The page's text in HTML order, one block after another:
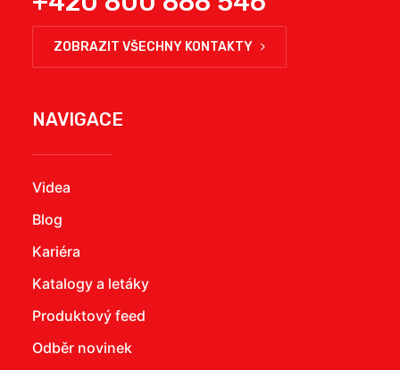
ZOBRAZIT VŠECHNY KONTAKTY
NAVIGACE
Videa
Blog
Kariéra
Katalogy a letáky
Produktový feed
Odběr novinek